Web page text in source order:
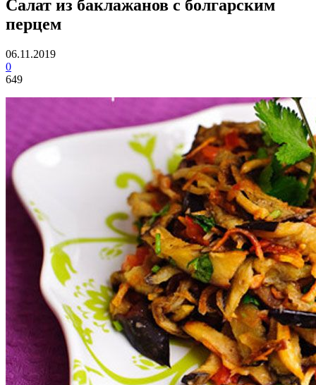
Салат из баклажанов с болгарским
перцем
06.11.2019
0
649